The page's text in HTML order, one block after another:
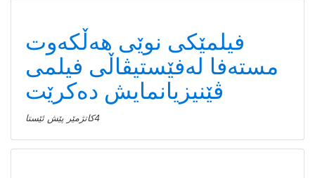
فیلمێکی نوێی هەڵکەوت
مستەفا لەفێستیڤاڵی فیلمی
ڤێنیزیانمایش دەکرێت
4كاتژمێر پێش ئێستا